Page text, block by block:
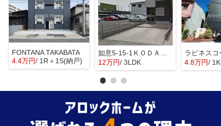
FONTANA TAKABATA
4.4万円/ 1R＋1S(納戸)
12万円/ 3LDK
ラピネスコ
4.8万円/